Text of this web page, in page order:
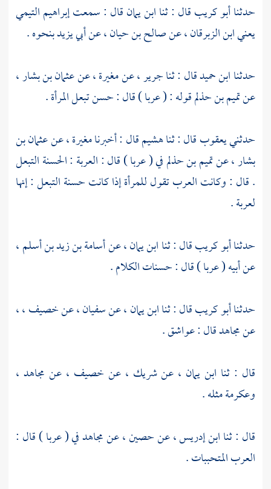
حدثناأبو كريبقال : ثناابن يمانقال : سمعتإبراهيم التيمي
يعني ابن الزبرقان، عنصالح بن حيان، عنأبي يزيدبنحوه .
حدثناابن حميدقال : ثناجرير، عنمغيرة، عنعثمان بن بشار،
عنتميم بن حذلمقوله : ( عربا ) قال : حسن تبعل المرأة .
حدثنييعقوبقال : ثناهشيمقال : أخبرنامغيرة، عنعثمان بن
بشار، عنتميم بن حذلمفي ( عربا ) قال : العربة : الحسنة التبعل
. قال : وكانت العرب تقول للمرأة إذا كانت حسنة التبعل : إنها
لعربة .
حدثناأبو كريبقال : ثناابن يمان، عنأسامة بن زيد بن أسلم،
عن أبيه ( عربا ) قال : حسنات الكلام .
حدثناأبو كريبقال : ثناابن يمان، عنسفيان، عنخصيف ،،
عنمجاهدقال : عواشق .
قال : ثنا ابن يمان ، عنشريك ، عن خصيف ، عن مجاهد ،
وعكرمةمثله .
قال : ثناابن إدريس، عنحصين، عنمجاهدفي ( عربا ) قال :
العرب المتحببات .